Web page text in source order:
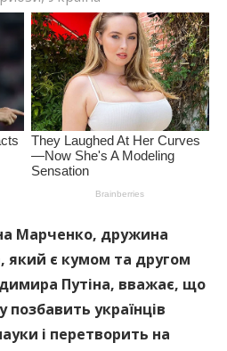
Маpченко, дружина
який є кумом та другом
Пyтіна, вважає, що
українців
і перетворить на